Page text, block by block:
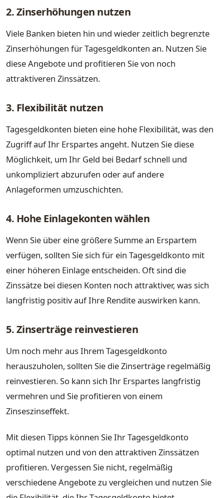
2. Zinserhöhungen nutzen
Viele Banken bieten hin und wieder zeitlich begrenzte
Zinserhöhungen für Tagesgeldkonten an. Nutzen Sie
diese Angebote und profitieren Sie von noch
attraktiveren Zinssätzen.
3. Flexibilität nutzen
Tagesgeldkonten bieten eine hohe Flexibilität, was den
Zugriff auf Ihr Erspartes angeht. Nutzen Sie diese
Möglichkeit, um Ihr Geld bei Bedarf schnell und
unkompliziert abzurufen oder auf andere
Anlageformen umzuschichten.
4. Hohe Einlagekonten wählen
Wenn Sie über eine größere Summe an Erspartem
verfügen, sollten Sie sich für ein Tagesgeldkonto mit
einer höheren Einlage entscheiden. Oft sind die
Zinssätze bei diesen Konten noch attraktiver, was sich
langfristig positiv auf Ihre Rendite auswirken kann.
5. Zinserträge reinvestieren
Um noch mehr aus Ihrem Tagesgeldkonto
herauszuholen, sollten Sie die Zinserträge regelmäßig
reinvestieren. So kann sich Ihr Erspartes langfristig
vermehren und Sie profitieren von einem
Zinseszinseffekt.
Mit diesen Tipps können Sie Ihr Tagesgeldkonto
optimal nutzen und von den attraktiven Zinssätzen
profitieren. Vergessen Sie nicht, regelmäßig
verschiedene Angebote zu vergleichen und nutzen Sie